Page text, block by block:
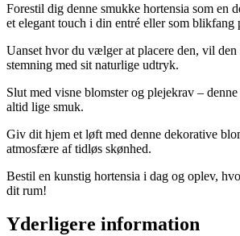
Forestil dig denne smukke hortensia som en
et elegant touch i din entré eller som blikfang
Uanset hvor du vælger at placere den, vil den
stemning med sit naturlige udtryk.
Slut med visne blomster og plejekrav –
altid lige smuk.
Giv dit hjem et løft med denne dekorative
atmosfære af tidløs skønhed.
Bestil en kunstig hortensia i dag og oplev,
dit rum!
Yderligere information